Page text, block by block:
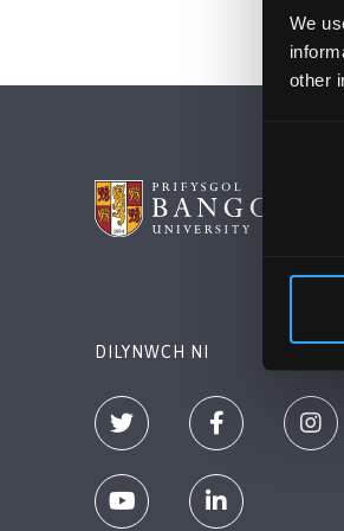
We
other
DILYNWCH NI